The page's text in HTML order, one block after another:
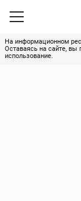
На информационном
Оставаясь на сайте, вы
использование.